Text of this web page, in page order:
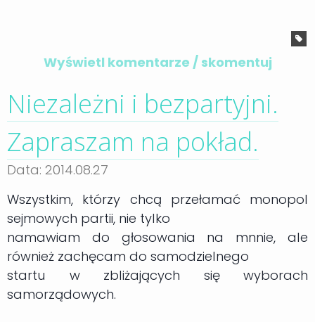
Wyświetl komentarze / skomentuj
Niezależni i bezpartyjni.
Zapraszam na pokład.
Data: 2014.08.27
Wszystkim, którzy chcą przełamać monopol
sejmowych partii, nie tylko
namawiam do głosowania na mnnie, ale
również zachęcam do samodzielnego
startu w zbliżających się wyborach
samorządowych.